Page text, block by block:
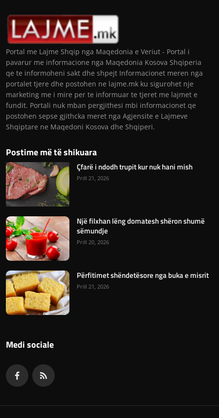
Portal me Lajme Shqip nga Maqedonia e Veriut - Portal i
pavarur me informacione nga Maqedonia Kosova Shqiperia
qe te informoheni sakt dhe shpejt Informacionet meren nga
portalet tjere dhe postohen ne lajme.mk ku sigurohet nje
marketing me i mire per te informuar te tjeret me lajmet e
fundit. Portali nuk mban pergjithesi mbi informacionet qe
postohen sepse gjithcka meret nga Agjensite e Lajmeve
Shqiptare ne Maqedoni Kosova dhe Shqiperi.
Postime më të shikuara
Çfarë i ndodh trupit kur nuk hani mish
Prill 21, 2026
Një filxhan lëng domatesh shëron shumë
sëmundje
Prill 20, 2026
Përfitimet shëndetësore nga buka e misrit
Prill 21, 2026
Medi sociale